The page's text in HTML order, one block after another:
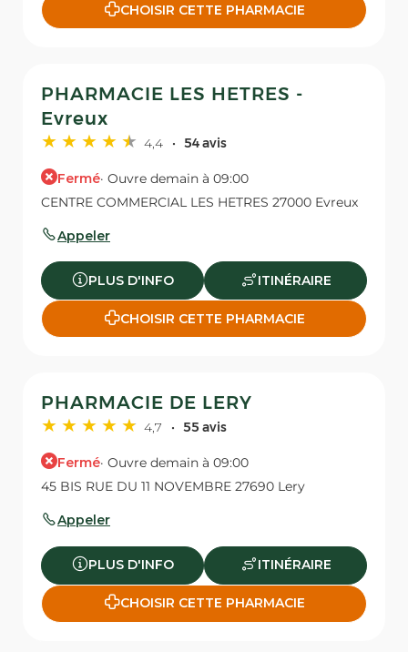
CHOISIR CETTE PHARMACIE
PHARMACIE LES HETRES -
Evreux
4,4 54 avis
Fermé· Ouvre demain à 09:00
CENTRE COMMERCIAL LES HETRES 27000 Evreux
Appeler
PLUS D'INFO ITINÉRAIRE
CHOISIR CETTE PHARMACIE
PHARMACIE DE LERY
4,7 55 avis
Fermé· Ouvre demain à 09:00
45 BIS RUE DU 11 NOVEMBRE 27690 Lery
Appeler
PLUS D'INFO ITINÉRAIRE
CHOISIR CETTE PHARMACIE